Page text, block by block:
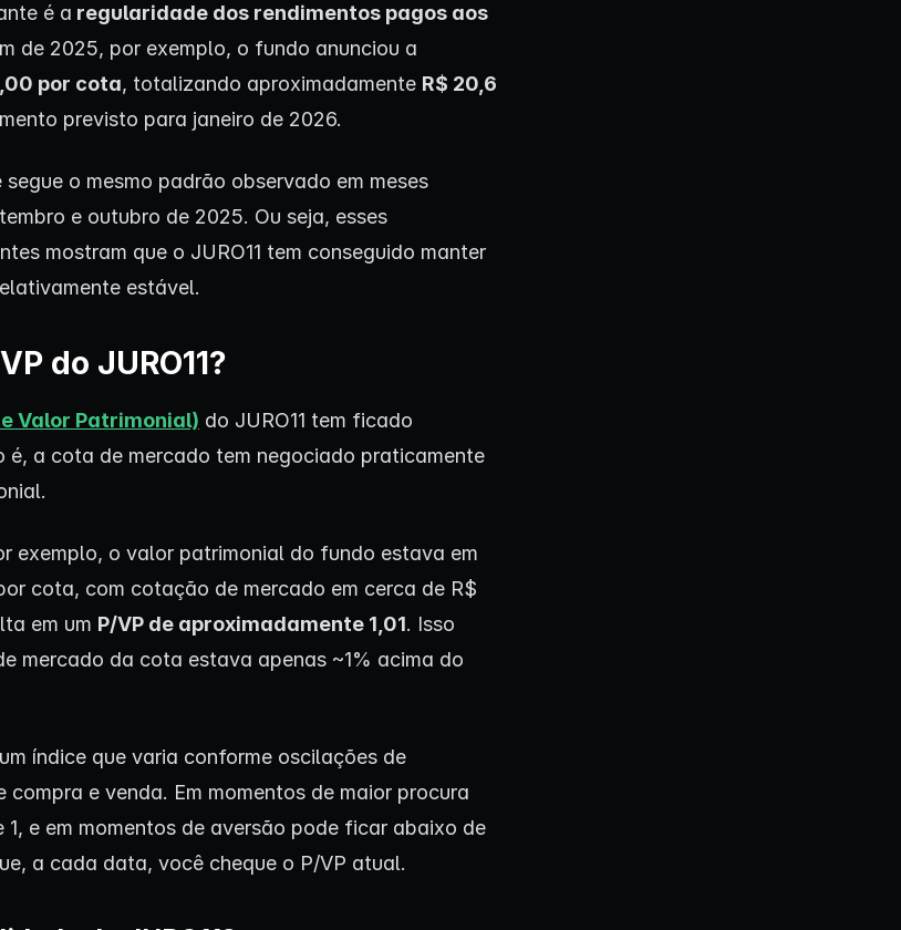
é a regularidade dos rendimentos pagos aos
de 2025, por exemplo, o fundo anunciou a
por cota, totalizando aproximadamente R$ 20,6
previsto para janeiro de 2026.
segue o mesmo padrão observado em meses
e outubro de 2025. Ou seja, esses
mostram que o JURO11 tem conseguido manter
estável.
do JURO11?
Valor Patrimonial) do JURO11 tem ficado
é, a cota de mercado tem negociado praticamente
exemplo, o valor patrimonial do fundo estava em
cota, com cotação de mercado em cerca de R$
em um P/VP de aproximadamente 1,01. Isso
mercado da cota estava apenas ~1% acima do
índice que varia conforme oscilações de
compra e venda. Em momentos de maior procura
1, e em momentos de aversão pode ficar abaixo de
a cada data, você cheque o P/VP atual.